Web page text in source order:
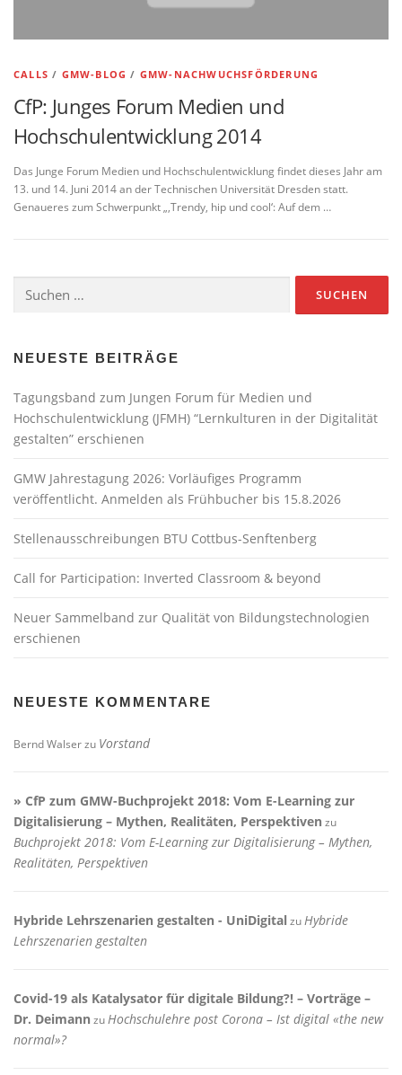
CALLS / GMW-BLOG / GMW-NACHWUCHSFÖRDERUNG
CfP: Junges Forum Medien und
Hochschulentwicklung 2014
Das Junge Forum Medien und Hochschulentwicklung findet dieses Jahr am
13. und 14. Juni 2014 an der Technischen Universität Dresden statt.
Genaueres zum Schwerpunkt „‚Trendy, hip und cool‘: Auf dem …
nach:
NEUESTE BEITRÄGE
Tagungsband zum Jungen Forum für Medien und
Hochschulentwicklung (JFMH) “Lernkulturen in der Digitalität
gestalten” erschienen
GMW Jahrestagung 2026: Vorläufiges Programm
veröffentlicht. Anmelden als Frühbucher bis 15.8.2026
Stellenausschreibungen BTU Cottbus-Senftenberg
Call for Participation: Inverted Classroom & beyond
Neuer Sammelband zur Qualität von Bildungstechnologien
erschienen
NEUESTE KOMMENTARE
Bernd Walserzu Vorstand
» CfP zum GMW-Buchprojekt 2018: Vom E-Learning zur
Digitalisierung – Mythen, Realitäten, Perspektiven zu
Buchprojekt 2018: Vom E-Learning zur Digitalisierung – Mythen,
Realitäten, Perspektiven
Hybride Lehrszenarien gestalten - UniDigitalzuHybride
Lehrszenarien gestalten
Covid-19 als Katalysator für digitale Bildung?! – Vorträge –
Dr. Deimann zuHochschulehre post Corona – Ist digital «the new
normal»?